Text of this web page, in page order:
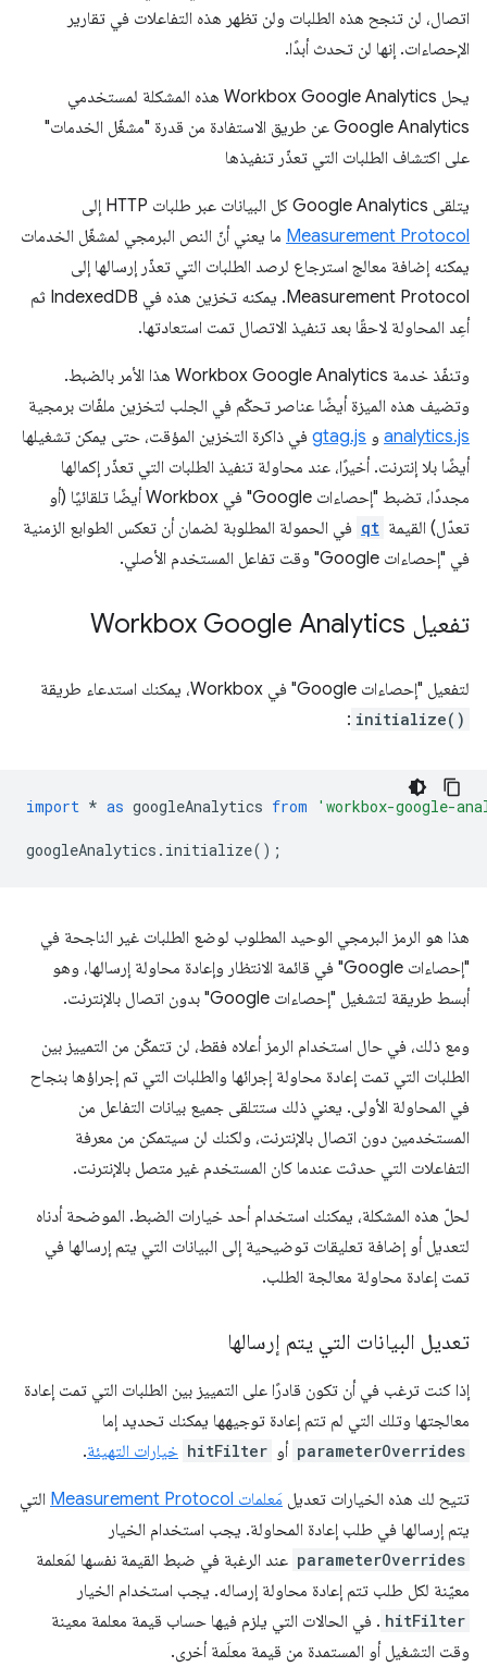
اتصال، لن تنجح هذه الطلبات ولن تظهر هذه التفاعلات في تقارير
الإحصاءات. إنها لن تحدث أبدًا.
يحل Workbox Google Analytics هذه المشكلة لمستخدمي
Google Analytics عن طريق الاستفادة من قدرة "مشغّل الخدمات"
على اكتشاف الطلبات التي تعذّر تنفيذها
يتلقى Google Analytics كل البيانات عبر طلبات HTTP إلى
Measurement Protocol ما يعني أنّ النص البرمجي لمشغّل الخدمات
يمكنه إضافة معالج استرجاع لرصد الطلبات التي تعذّر إرسالها إلى
Measurement Protocol. يمكنه تخزين هذه في IndexedDB ثم
أعِد المحاولة لاحقًا بعد تنفيذ الاتصال تمت استعادتها.
وتنفّذ خدمة Workbox Google Analytics هذا الأمر بالضبط.
وتضيف هذه الميزة أيضًا عناصر تحكّم في الجلب لتخزين ملفّات برمجية
analytics.js و gtag.js في ذاكرة التخزين المؤقت، حتى يمكن تشغيلها
أيضًا بلا إنترنت. أخيرًا، عند محاولة تنفيذ الطلبات التي تعذّر إكمالها
مجددًا، تضبط "إحصاءات Google" في Workbox أيضًا تلقائيًا (أو
تعدّل) القيمة qt في الحمولة المطلوبة لضمان أن تعكس الطوابع الزمنية
في "إحصاءات Google" وقت تفاعل المستخدم الأصلي.
تفعيل Workbox Google Analytics
لتفعيل "إحصاءات Google" في Workbox، يمكنك استدعاء طريقة
initialize()
:
import * as googleAnalytics from 'workbox-google-
googleAnalytics . initialize();
هذا هو الرمز البرمجي الوحيد المطلوب لوضع الطلبات غير الناجحة في
"إحصاءات Google" في قائمة الانتظار وإعادة محاولة إرسالها، وهو
أبسط طريقة لتشغيل "إحصاءات Google" بدون اتصال بالإنترنت.
ومع ذلك، في حال استخدام الرمز أعلاه فقط، لن تتمكّن من التمييز بين
الطلبات التي تمت إعادة محاولة إجرائها والطلبات التي تم إجراؤها بنجاح
في المحاولة الأولى. يعني ذلك ستتلقى جميع بيانات التفاعل من
المستخدمين دون اتصال بالإنترنت، ولكنك لن سيتمكن من معرفة
التفاعلات التي حدثت عندما كان المستخدم غير متصل بالإنترنت.
لحلّ هذه المشكلة، يمكنك استخدام أحد خيارات الضبط. الموضحة أدناه
لتعديل أو إضافة تعليقات توضيحية إلى البيانات التي يتم إرسالها في
تمت إعادة محاولة معالجة الطلب.
تعديل البيانات التي يتم إرسالها
إذا كنت ترغب في أن تكون قادرًا على التمييز بين الطلبات التي تمت إعادة
معالجتها وتلك التي لم تتم إعادة توجيهها يمكنك تحديد إما
parameterOverrides أو hitFilter خيارات التهيئة.
تتيح لك هذه الخيارات تعديل مَعلمات Measurement Protocol
التي
يتم إرسالها في طلب إعادة المحاولة. يجب استخدام الخيار
parameterOverrides عند الرغبة في ضبط القيمة نفسها لمَعلمة
معيّنة لكل طلب تتم إعادة محاولة إرساله. يجب استخدام الخيار
hitFilter . في الحالات التي يلزم فيها حساب قيمة معلمة معينة
وقت التشغيل أو المستمدة من قيمة معلَمة أخرى.